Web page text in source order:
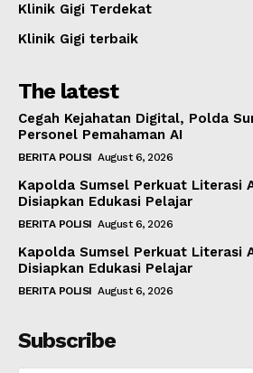
Klinik Gigi Terdekat
Klinik Gigi terbaik
The latest
Cegah Kejahatan Digital, Polda
Personel Pemahaman AI
BERITA POLISI August 6, 2026
Kapolda Sumsel Perkuat Literasi
Disiapkan Edukasi Pelajar
BERITA POLISI August 6, 2026
Kapolda Sumsel Perkuat Literasi
Disiapkan Edukasi Pelajar
BERITA POLISI August 6, 2026
Subscribe